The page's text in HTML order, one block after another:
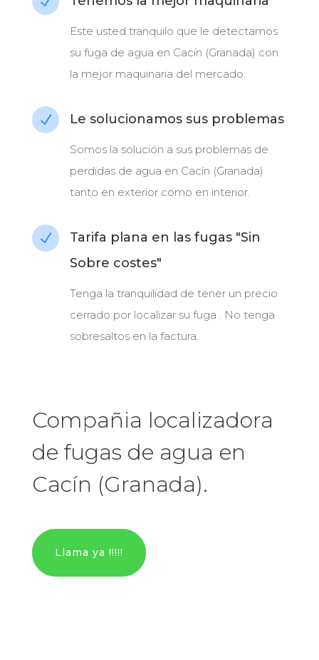
Este usted tranquilo que le detectamos
su fuga de agua en Cacín (Granada) con
la mejor maquinaria del mercado.
N Le solucionamos sus problemas
Somos la solución a sus problemas de
perdidas de agua en Cacín (Granada)
tanto en exterior como en interior.
N
Tarifa plana en las fugas "Sin
Sobre costes"
Tenga la tranquilidad de tener un precio
cerrado por localizar su fuga . No tenga
sobresaltos en la factura.
Compañia localizadora
de fugas de agua en
Cacín (Granada).
Llama ya !!!!!